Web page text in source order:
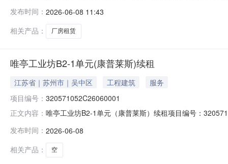
号320571052Z32000A00001资产类型经营性资产资产
发布时间： 2026-06-08 11:43
相关产品：
厂房租赁
唯亭工业坊B2-1单元(康普莱斯)续租
江苏省｜苏州市｜吴中区 工程建筑
服务
项目编号： 320571052C26060001
正文内容： 唯亭工业坊B2-1单元（康普莱斯）续租项目编号：
信息乡镇（街道）唯亭街道村（社区）--组别--登记日期
发布时间： 2026-06-08
相关产品：
空